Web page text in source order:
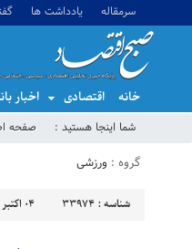
سرمقاله یادداشت ها
خانه اقتصادی اخبار
شما اینجا هستید : صفحه
گروه : ورزشی
شناسه : 33974 04 اکتبر 2017 - 12:21